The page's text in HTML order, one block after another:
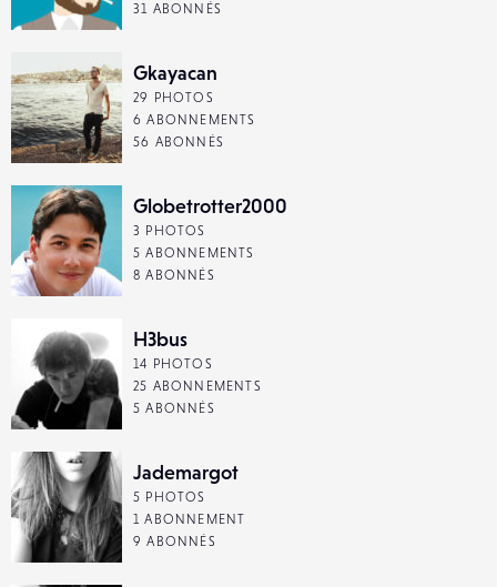
31 ABONNÉS
Gkayacan
29 PHOTOS
6 ABONNEMENTS
56 ABONNÉS
Globetrotter2000
3 PHOTOS
5 ABONNEMENTS
8 ABONNÉS
H3bus
14 PHOTOS
25 ABONNEMENTS
5 ABONNÉS
Jademargot
5 PHOTOS
1 ABONNEMENT
9 ABONNÉS